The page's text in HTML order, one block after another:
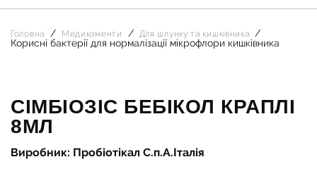
Головна Медикаменти Для шлунку та кишківника
Корисні бактерії для нормалізації мікрофлори кишківника
СІМБІОЗІС БЕБІКОЛ КРАПЛІ
8МЛ
Виробник: Пробіотікал С.п.А.Італія